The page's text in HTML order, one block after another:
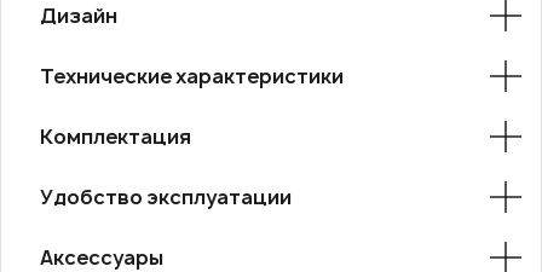
Дизайн
Технические характеристики
Комплектация
Удобство эксплуатации
Аксессуары